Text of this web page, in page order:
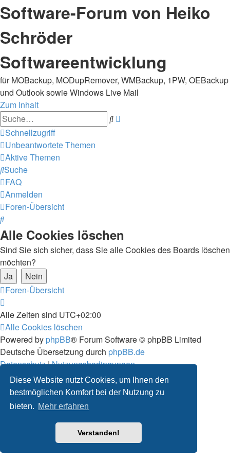
Diese Website nutzt Cookies, um Ihnen den
bestmöglichen Komfort bei der Nutzung zu
bieten. Mehr erfahren
Verstanden!
Software-Forum von Heiko
Schröder
Softwareentwicklung
für MOBackup, MODupRemover, WMBackup, 1PW, OEBackup
und Outlook sowie Windows Live Mail
Zum Inhalt
Suche
Schnellzugriff
Unbeantwortete Themen
Aktive Themen
Suche
FAQ
Anmelden
Foren-Übersicht
Suche
Alle Cookies löschen
Sind Sie sich sicher, dass Sie alle Cookies des Boards löschen
möchten?
Foren-Übersicht
Alle Zeiten sind UTC+02:00
Alle Cookies löschen
Powered by phpBB® Forum Software © phpBB Limited
Deutsche Übersetzung durch phpBB.de
Datenschutz|Nutzungsbedingungen